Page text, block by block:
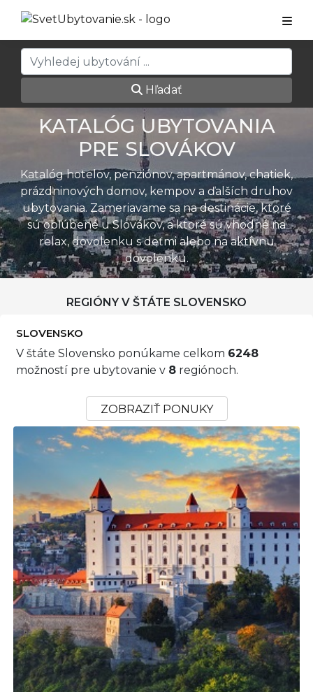
Hľadať
KATALÓG UBYTOVANIA
PRE SLOVÁKOV
Katalóg hotelov, penziónov, apartmánov, chatiek,
prázdninových domov, kempov a ďalších druhov
ubytovania. Zameriavame sa na destinácie, ktoré
sú obľúbené u Slovákov, a ktoré sú vhodné na
relax, dovolenku s deťmi alebo na aktívnu
dovolenku.
REGIÓNY V ŠTÁTE SLOVENSKO
SLOVENSKO
V štáte Slovensko ponúkame celkom 6248
možností pre ubytovanie v 8 regiónoch.
ZOBRAZIŤ PONUKY